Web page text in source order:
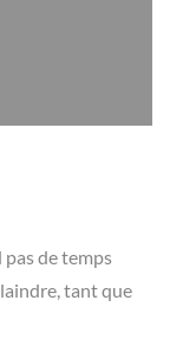
pas de temps
tant que